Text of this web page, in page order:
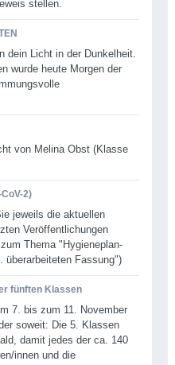
stellen.
dein Licht in der Dunkelheit.
wurde heute Morgen der
von Melina Obst (Klasse
2)
jeweils die aktuellen
Veröffentlichungen
Thema "Hygieneplan-
überarbeiteten Fassung")
fünften Klassen
7. bis zum 11. November
soweit: Die 5. Klassen
damit jedes der ca. 140
innen und die